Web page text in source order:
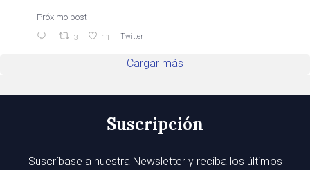
Próximo post
3 11 Twitter
Cargar más
Suscripción
Suscríbase a nuestra Newsletter y reciba los últimos